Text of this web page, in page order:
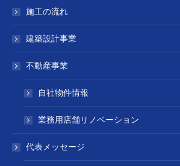
施工の流れ
建築設計事業
不動産事業
自社物件情報
業務用店舗リノベーション
代表メッセージ